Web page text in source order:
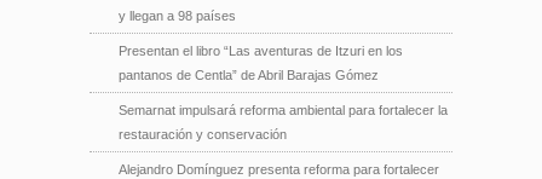
y llegan a 98 países
Presentan el libro “Las aventuras de Itzuri en los
pantanos de Centla” de Abril Barajas Gómez
Semarnat impulsará reforma ambiental para fortalecer la
restauración y conservación
Alejandro Domínguez presenta reforma para fortalecer